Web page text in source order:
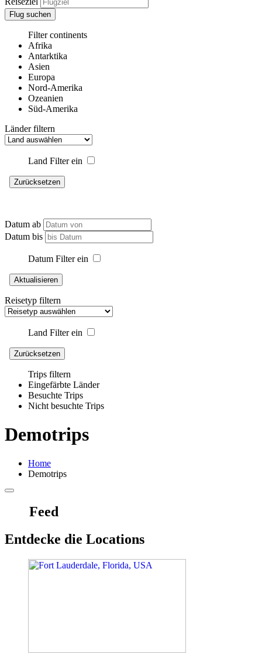
Flug suchen
Filter continents
Afrika
Antarktika
Asien
Europa
Nord-Amerika
Ozeanien
Süd-Amerika
Länder filtern
Land Filter ein
Zurücksetzen
Datum ab
Datum bis
Datum Filter ein
Aktualisieren
Reisetyp filtern
Land Filter ein
Zurücksetzen
Trips filtern
Eingefärbte Länder
Besuchte Trips
Nicht besuchte Trips
Demotrips
Home
Demotrips
Feed
Entdecke die Locations